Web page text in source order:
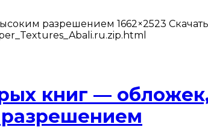
разрешением 1662×2523
книг —